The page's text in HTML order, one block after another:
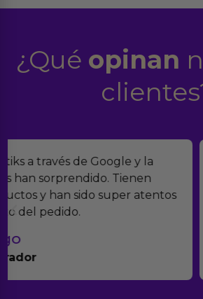
¿Qué opinan
Suelo comprar en tiendas
Erotiks es una de las que más
tenido nunca ningún problema
productos.
Brightpurple Vibrador y